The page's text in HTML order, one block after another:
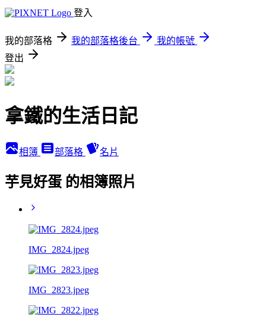
登入
我的部落格 我的部落格後台
我的帳號
登出
拿鐵的生活日記
相簿 部落格 名片
芋見好蛋 的相簿照片
IMG_2824.jpeg
IMG_2823.jpeg